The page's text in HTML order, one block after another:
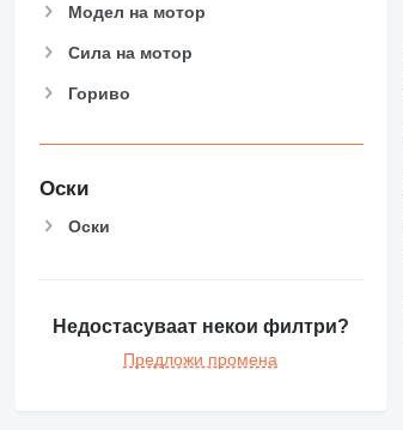
Модел на мотор
Сила на мотор
Гориво
Оски
Оски
Недостасуваат некои филтри?
Предложи промена